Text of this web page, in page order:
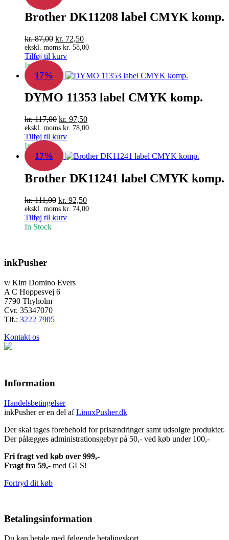
Brother DK11208 label CMYK komp.
kr.87,00 Den
oprindelige
pris
var:
kr. 87,00.
kr. 72,50Den
aktuelle
kr. 72,50.
ekskl. moms kr. 58,00
Tilføj til kurv
In Stock
17%
DYMO 11353 label CMYK komp.
kr.117,00 Den
oprindelige
pris
var:
kr. 117,00.
kr. 97,50Den
aktuelle
kr. 97,50.
ekskl. moms kr. 78,00
Tilføj til kurv
In Stock
17%
Brother DK11241 label CMYK komp.
kr.111,00 Den
oprindelige
pris
kr. 92,50Den
aktuelle
ekskl. moms kr. 74,00
Tilføj til kurv
In Stock
inkPusher
v/ Kim Domino Evers
A C Hoppesvej 6
7790 Thyholm
Cvr. 35347070
Tlf.: 3222 7905
Kontakt os
Information
Handelsbetingelser
inkPusher er en del afLinuxPusher.dk
Der skal tages forebehold for prisændringer samt udsolgte produkter.
Der pålægges administrationsgebyr på 50,- ved køb under 100,-
Fri fragt ved køb over 999,-
Fragt fra 59,- med GLS!
Fortryd dit køb
Betalingsinformation